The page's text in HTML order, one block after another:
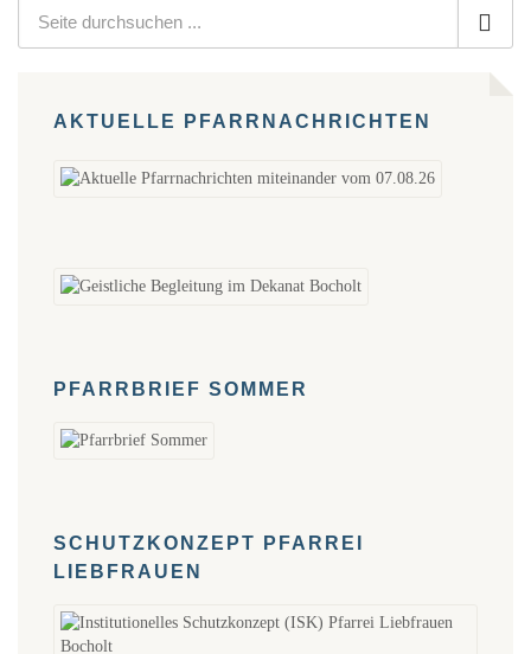
AKTUELLE PFARRNACHRICHTEN
PFARRBRIEF SOMMER
SCHUTZKONZEPT PFARREI
LIEBFRAUEN